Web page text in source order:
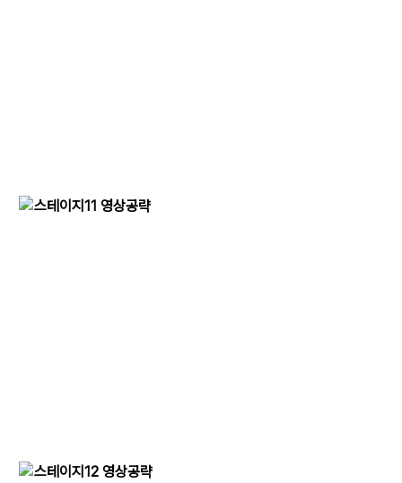
스테이지11 영상공략
스테이지12 영상공략